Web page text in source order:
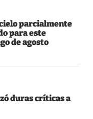
parcialmente
para este
de agosto
duras críticas a